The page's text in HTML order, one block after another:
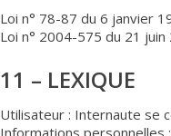
Loi n° 78-87 du 6 janvier
Loi n° 2004-575 du 21 juin
11 – LEXIQUE
Utilisateur : Internaute se